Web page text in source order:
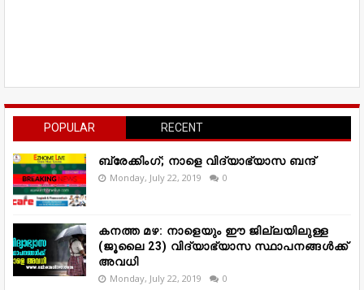
POPULAR RECENT
ബ്രേക്കിംഗ്; നാളെ വിദ്യാഭ്യാസ ബന്ദ്
Monday, July 22, 2019 0
കനത്ത മഴ: നാളെയും ഈ ജില്ലയിലുള്ള
(ജൂലൈ 23) വിദ്യാഭ്യാസ സ്ഥാപനങ്ങൾക്ക്
അവധി
Monday, July 22, 2019 0